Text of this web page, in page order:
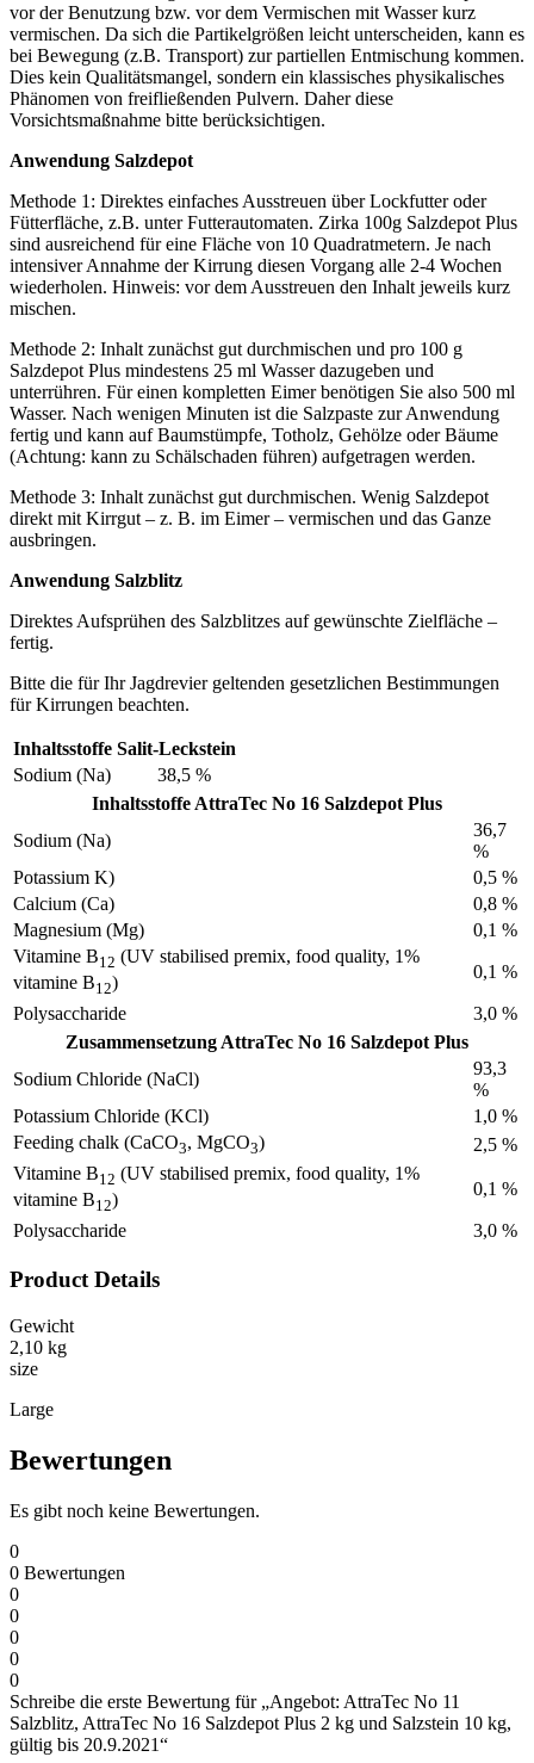
vor der Benutzung bzw. vor dem Vermischen mit Wasser kurz
vermischen. Da sich die Partikelgrößen leicht unterscheiden, kann es
bei Bewegung (z.B. Transport) zur partiellen Entmischung kommen.
Dies kein Qualitätsmangel, sondern ein klassisches physikalisches
Phänomen von freifließenden Pulvern. Daher diese
Vorsichtsmaßnahme bitte berücksichtigen.
Anwendung Salzdepot
Methode 1: Direktes einfaches Ausstreuen über Lockfutter oder
Fütterfläche, z.B. unter Futterautomaten. Zirka 100g Salzdepot Plus
sind ausreichend für eine Fläche von 10 Quadratmetern. Je nach
intensiver Annahme der Kirrung diesen Vorgang alle 2-4 Wochen
wiederholen. Hinweis: vor dem Ausstreuen den Inhalt jeweils kurz
mischen.
Methode 2: Inhalt zunächst gut durchmischen und pro 100 g
Salzdepot Plus mindestens 25 ml Wasser dazugeben und
unterrühren. Für einen kompletten Eimer benötigen Sie also 500 ml
Wasser. Nach wenigen Minuten ist die Salzpaste zur Anwendung
fertig und kann auf Baumstümpfe, Totholz, Gehölze oder Bäume
(Achtung: kann zu Schälschaden führen) aufgetragen werden.
Methode 3: Inhalt zunächst gut durchmischen. Wenig Salzdepot
direkt mit Kirrgut – z. B. im Eimer – vermischen und das Ganze
ausbringen.
Anwendung Salzblitz
Direktes Aufsprühen des Salzblitzes auf gewünschte Zielfläche –
fertig.
Bitte die für Ihr Jagdrevier geltenden gesetzlichen Bestimmungen
für Kirrungen beachten.
Inhaltsstoffe Salit-Leckstein
Sodium (Na)
38,5 %
Inhaltsstoffe AttraTec No 16 Salzdepot Plus
Sodium (Na)
36,7
%
Potassium K)
0,5 %
Calcium (Ca)
0,8 %
Magnesium (Mg)
0,1 %
Vitamine B12 (UV stabilised premix, food quality, 1%
vitamine B12)
0,1 %
Polysaccharide
3,0 %
Zusammensetzung AttraTec No 16 Salzdepot Plus
Sodium Chloride (NaCl)
93,3
%
Potassium Chloride (KCl)
1,0 %
Feeding chalk (CaCO3, MgCO3)
2,5 %
Vitamine B12 (UV stabilised premix, food quality, 1%
vitamine B12)
0,1 %
Polysaccharide 3,0 %
Product Details
Gewicht
2,10 kg
size
Large
Bewertungen
Es gibt noch keine Bewertungen.
0
0 Bewertungen
0
0
0
0
0
Schreibe die erste Bewertung für „Angebot: AttraTec No 11
Salzblitz, AttraTec No 16 Salzdepot Plus 2 kg und Salzstein 10 kg,
gültig bis 20.9.2021“